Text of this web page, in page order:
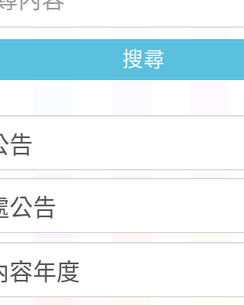
練執行計畫」
115學年度第1學
招考代課鐘點教
再辦理後續甄選)
「桃園市115學年
施要點」1份
「115學年度學生
排一案
園市補助參觀特色
活動實施計畫」
案
搜尋